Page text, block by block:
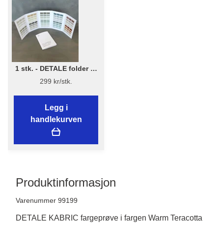
1 stk. - DETALE folder 3-
in-1 - KABRIC, KC14, Matt
Paint
299 kr/stk.
Legg i
handlekurven
Produktinformasjon
Varenummer 99199
DETALE KABRIC fargeprøve i fargen Warm Teracotta